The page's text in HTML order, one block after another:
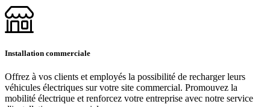
Installation commerciale
Offrez à vos clients et employés la possibilité de recharger leurs
véhicules électriques sur votre site commercial. Promouvez la
mobilité électrique et renforcez votre entreprise avec notre service